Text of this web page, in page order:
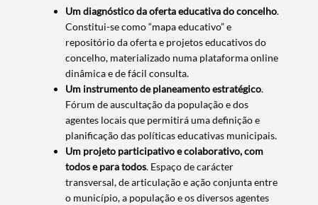
Um diagnóstico da oferta educativa do concelho.
Constitui-se como “mapa educativo” e
repositório da oferta e projetos educativos do
concelho, materializado numa plataforma online
dinâmica e de fácil consulta.
Um instrumento de planeamento estratégico.
Fórum de auscultação da população e dos
agentes locais que permitirá uma definição e
planificação das políticas educativas municipais.
Um projeto participativo e colaborativo, com
todos e para todos. Espaço de carácter
transversal, de articulação e ação conjunta entre
o município, a população e os diversos agentes